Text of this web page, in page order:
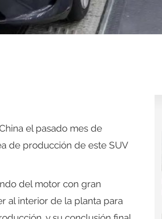
el pasado mes de
de producción de este SUV
del motor con gran
al interior de la planta para